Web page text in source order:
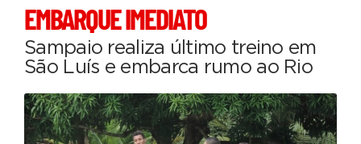
EMBARQUE IMEDIATO
Sampaio realiza último treino em
São Luís e embarca rumo ao Rio